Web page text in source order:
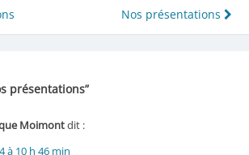
Nos présentations
présentations”
Moimontdit :
à 10 h 46 min